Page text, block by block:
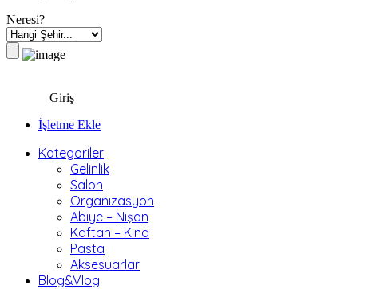
Neresi?
Giriş
İşletme Ekle
Kategoriler
Gelinlik
Salon
Organizasyon
Abiye – Nişan
Kaftan – Kına
Pasta
Aksesuarlar
Blog&Vlog